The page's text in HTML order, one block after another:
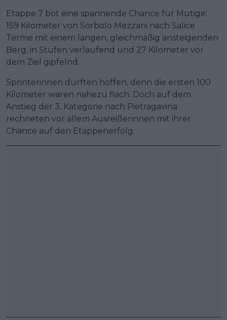
Etappe 7 bot eine spannende Chance für Mutige:
159 Kilometer von Sorbolo Mezzani nach Salice
Terme mit einem langen, gleichmäßig ansteigenden
Berg, in Stufen verlaufend und 27 Kilometer vor
dem Ziel gipfelnd.
Sprinterinnen durften hoffen, denn die ersten 100
Kilometer waren nahezu flach. Doch auf dem
Anstieg der 3. Kategorie nach Pietragavina
rechneten vor allem Ausreißerinnen mit ihrer
Chance auf den Etappenerfolg.